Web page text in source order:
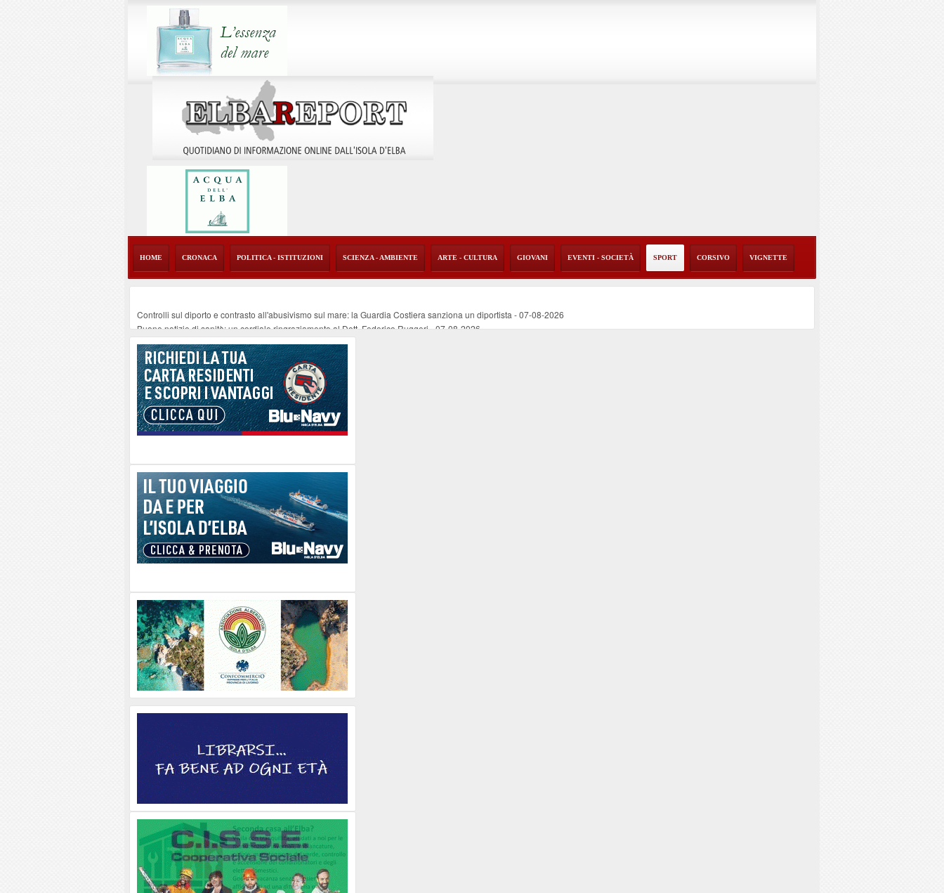
HOME CRONACA POLITICA - ISTITUZIONI SCIENZA - AMBIENTE ARTE - CULTURA GIOVANI EVENTI - SOCIETÀ SPORT CORSIVO VIGNETTE
Controlli sul diporto e contrasto all'abusivismo sul mare: la Guardia Costiera sanziona un diportista -07-08-2026
Buone notizie di sanità: un cordiale ringraziamento al Dott. Federico Ruggeri-07-08-2026
Altiero Spinelli e Ursula Hirschmann all'Elba: riaffiora una testimonianza del 1966
Capoliveri, potenziata la pulizia dei bordi stradali-07-08-2026
Marina di Campo tra i porti interessati dal nuovo piano dell'Autorità portuale regionale